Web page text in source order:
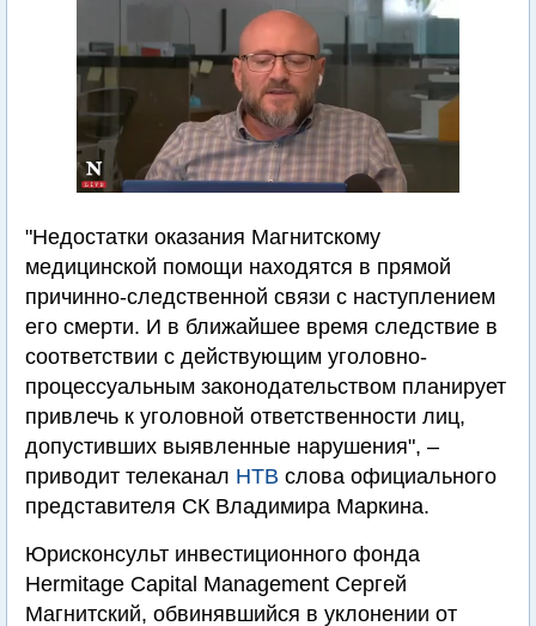
"Недостатки оказания Магнитскому
медицинской помощи находятся в прямой
причинно-следственной связи с наступлением
его смерти. И в ближайшее время следствие в
соответствии с действующим уголовно-
процессуальным законодательством планирует
привлечь к уголовной ответственности лиц,
допустивших выявленные нарушения", –
приводит телеканал НТВ слова официального
представителя СК Владимира Маркина.
Юрисконсульт инвестиционного фонда
Hermitage Capital Management Сергей
Магнитский, обвинявшийся в уклонении от